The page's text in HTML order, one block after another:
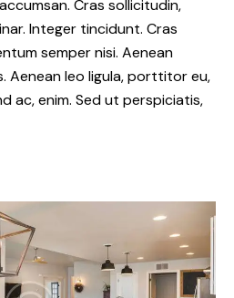
Cras sollicitudin,
Integer tincidunt. Cras
semper nisi. Aenean
Aenean leo ligula, porttitor eu,
ac, enim. Sed ut perspiciatis,